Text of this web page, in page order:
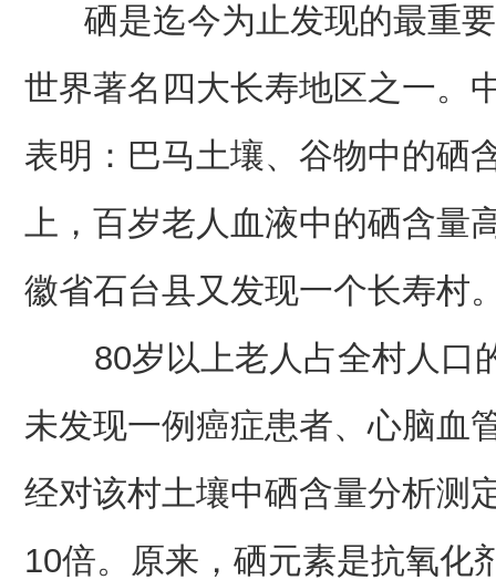
硒是迄今为止发现的最重要
世界著名四大长寿地区之一。
表明：巴马土壤、谷物中的硒
上，百岁老人血液中的硒含
徽省石台县又发现一个长寿村
80岁以上老人占全村人口
未发现一例癌症患者、心脑血
经对该村土壤中硒含量分析测
10倍。原来，硒元素是抗氧化